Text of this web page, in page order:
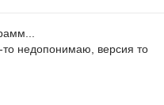
то недопонимаю, версия то